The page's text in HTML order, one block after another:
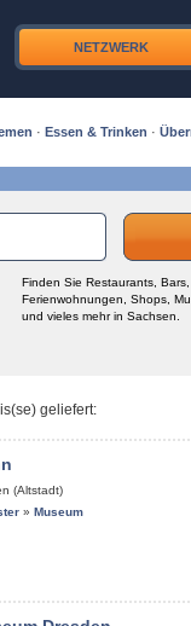
NETZWERK
· Essen & Trinken ·
Finden Sie Restaurants,
Ferienwohnungen, Shops,
und vieles mehr in Sachsen.
geliefert:
(Altstadt)
» Museum